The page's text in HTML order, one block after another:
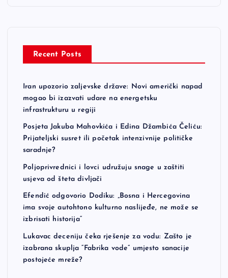
Recent Posts
Iran upozorio zaljevske države: Novi američki napad
mogao bi izazvati udare na energetsku
infrastrukturu u regiji
Posjeta Jakuba Mahovkića i Edina Džambića Čeliću:
Prijateljski susret ili početak intenzivnije političke
saradnje?
Poljoprivrednici i lovci udružuju snage u zaštiti
usjeva od šteta divljači
Efendić odgovorio Dodiku: „Bosna i Hercegovina
ima svoje autohtono kulturno naslijeđe, ne može se
izbrisati historija“
Lukavac deceniju čeka rješenje za vodu: Zašto je
izabrana skuplja “Fabrika vode” umjesto sanacije
postojeće mreže?